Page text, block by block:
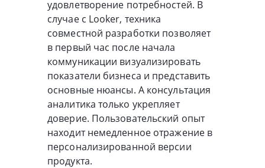
удовлетворение потребностей. В
случае с Looker, техника
совместной разработки позволяет
в первый час после начала
коммуникации визуализировать
показатели бизнеса и представить
основные нюансы. А консультация
аналитика только укрепляет
доверие. Пользовательский опыт
находит немедленное отражение в
персонализированной версии
продукта.